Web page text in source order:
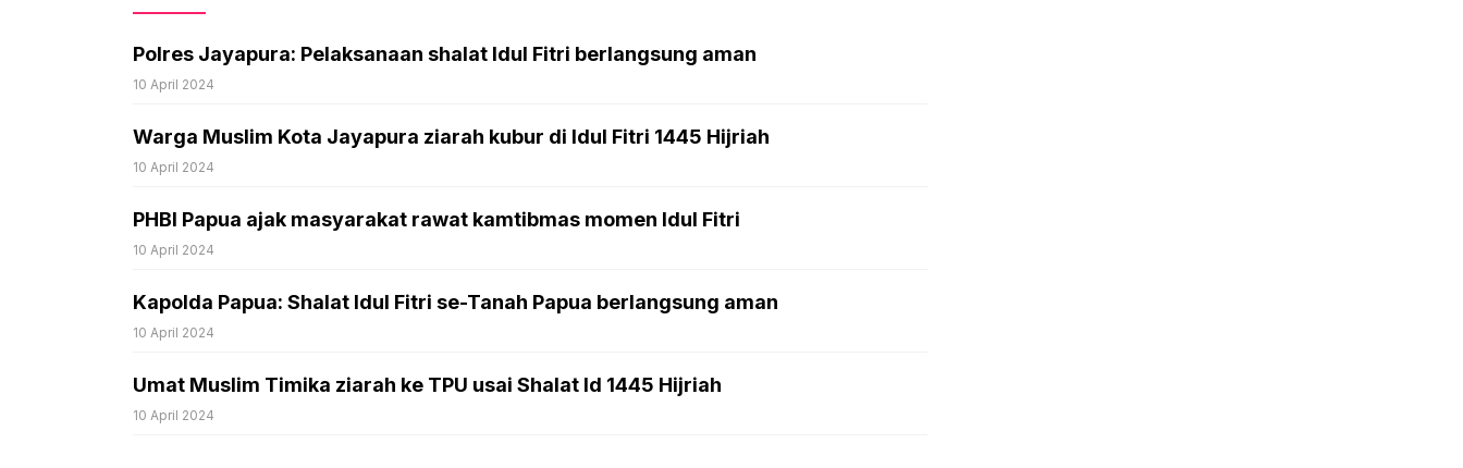
Polres Jayapura: Pelaksanaan shalat Idul Fitri berlangsung aman
10 April 2024
Warga Muslim Kota Jayapura ziarah kubur di Idul Fitri 1445 Hijriah
10 April 2024
PHBI Papua ajak masyarakat rawat kamtibmas momen Idul Fitri
10 April 2024
Kapolda Papua: Shalat Idul Fitri se-Tanah Papua berlangsung aman
10 April 2024
Umat Muslim Timika ziarah ke TPU usai Shalat Id 1445 Hijriah
10 April 2024